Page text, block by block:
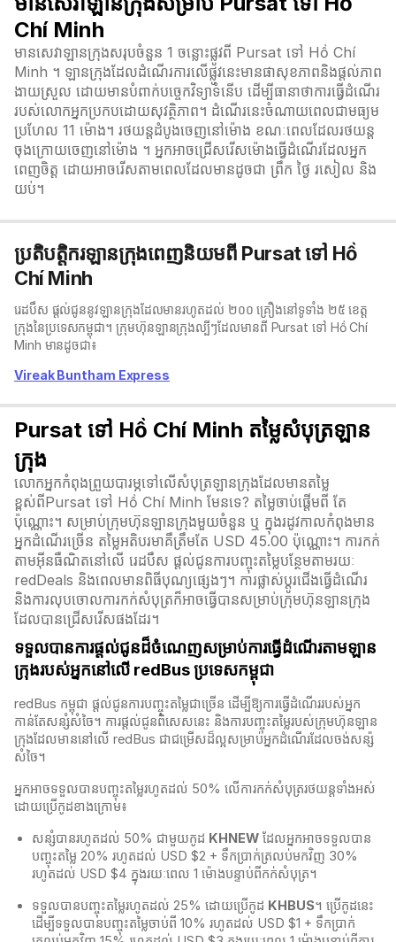
Chí Minh
មានសេវាឡានក្រុងសរុបចំនួន 1 ចន្លោះផ្លូវពី Pursat ទៅ Hồ Chí
Minh ។ ឡានក្រុងដែលដំណើរការលើផ្លូវនេះមានផាសុខភាពនិងផ្តល់ភាព
ងាយស្រួល ដោយមានបំពាក់បច្ចេកវិទ្យាទំនើប ដើម្បីធានាថាការធ្វើដំណើរ
របស់លោកអ្នកប្រកបដោយសុវត្ថិភាព។ ដំណើរនេះចំណាយពេលជាមធ្យម
ប្រហែល 11 ម៉ោង។ រថយន្តដំបូងចេញនៅម៉ោង ខណៈពេលដែលរថយន្ត
ចុងក្រោយចេញនៅម៉ោង ។ អ្នកអាចជ្រើសរើសម៉ោងធ្វើដំណើរដែលអ្នក
ពេញចិត្ត ដោយអាចរើសតាមពេលដែលមានដូចជា ព្រឹក ថ្ងៃ រសៀល និង
យប់។
ប្រតិបត្តិករឡានក្រុងពេញនិយមពី Pursat ទៅ Hồ
Chí Minh
រេដបឹស ផ្តល់ជូននូវឡានក្រុងដែលមានរហូតដល់ ២០០ គ្រឿងនៅទូទាំង ២៥ ខេត្ត
ក្រុងនៃប្រទេសកម្ពុជា។ ក្រុមហ៊ុនឡានក្រុងល្បីៗដែលមានពី Pursat ទៅ Hồ Chí
Minh មានដូចជា៖
Vireak Buntham Express
Pursat ទៅ Hồ Chí Minh តម្លៃសំបុត្រឡាន
ក្រុង
លោកអ្នកកំពុងព្រួយបារម្ភទៅលើសំបុត្រឡានក្រុងដែលមានតម្លៃ
ខ្ពស់ពីPursat ទៅ Hồ Chí Minh មែនទេ? តម្លៃចាប់ផ្តើមពី តែ
ប៉ុណ្ណោះ។ សម្រាប់ក្រុមហ៊ុនឡានក្រុងមួយចំនួន ឬ ក្នុងរដូវកាលកំពុងមាន
អ្នកដំណើរច្រើន តម្លៃអតិបរមាគឺត្រឹមតែ USD 45.00 ប៉ុណ្ណោះ។ ការកក់
តាមអ៊ីនធឺណិតនៅលើ រេដបឹស ផ្តល់ជូនការបញ្ចុះតម្លៃបន្ថែមតាមរយៈ
redDeals និងពេលមានពិធីបុណ្យផ្សេងៗ។ ការផ្លាស់ប្ដូរជើងធ្វើដំណើរ
និងការលុបចោលការកក់សំបុត្រក៏អាចធ្វើបានសម្រាប់ក្រុមហ៊ុនឡានក្រុង
ដែលបានជ្រើសរើសផងដែរ។
ទទួលបានការផ្តល់ជូនដ៏ចំណេញសម្រាប់ការធ្វើដំណើរតាមឡាន
ក្រុងរបស់អ្នកនៅលើ redBus ប្រទេសកម្ពុជា
redBus កម្ពុជា​ ផ្តល់ជូនការបញ្ចុះតម្លៃជាច្រើន ដើម្បីឱ្យការធ្វើដំណើររបស់អ្នក
កាន់តែសន្សំសំចៃ។ ការផ្តល់ជូនពិសេសនេះ និងការបញ្ចុះតម្លៃរបស់ក្រុមហ៊ុនឡាន
ក្រុងដែលមាននៅលើ redBus​ ជាជម្រើសដ៏ល្អសម្រាប់អ្នកដំណើរដែលចង់សន្ស៉
សំចៃ។
អ្នកអាចទទួលបានបញ្ចុះតម្លៃរហូតដល់ 50% លើការកក់សំបុត្ររថយន្តទាំងអស់
ដោយប្រើកូដខាងក្រោម៖
សន្សំបានរហូតដល់ 50% ជាមួយកូដ KHNEW ដែលអ្នកអាចទទួលបាន
បញ្ចុះតម្លៃ 20% រហូតដល់ USD $2 + ទឹកប្រាក់ត្រលប់មកវិញ 30%
រហូតដល់ USD $4 ក្នុងរយៈពេល 1 ម៉ោងបន្ទាប់ពីកក់សំបុត្រ។
ទទួលបានបញ្ចុះតម្លៃរហូតដល់ 25% ដោយប្រើកូដ KHBUS។ ប្រើកូដនេះ
ដើម្បីទទួលបានបញ្ចុះតម្លៃចាប់ពី 10% រហូតដល់ USD $1 + ទឹកប្រាក់